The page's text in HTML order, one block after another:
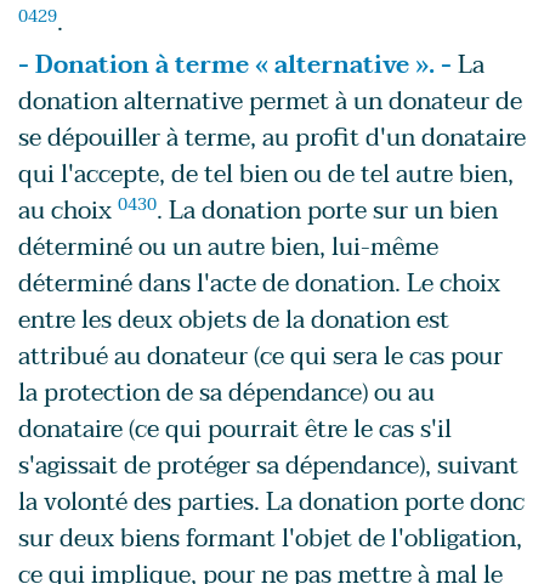
0429.
- Donation à terme « alternative ». -La
donation alternative permet à un donateur de
se dépouiller à terme, au profit d'un donataire
qui l'accepte, de tel bien ou de tel autre bien,
au choix 0430. La donation porte sur un bien
déterminé ou un autre bien, lui-même
déterminé dans l'acte de donation. Le choix
entre les deux objets de la donation est
attribué au donateur (ce qui sera le cas pour
la protection de sa dépendance) ou au
donataire (ce qui pourrait être le cas s'il
s'agissait de protéger sa dépendance), suivant
la volonté des parties. La donation porte donc
sur deux biens formant l'objet de l'obligation,
ce qui implique, pour ne pas mettre à mal le